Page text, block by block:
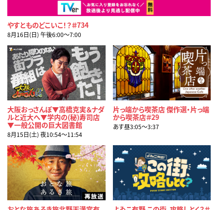
やすとものどこいこ！？＃734
8月16日(日) 午後6:00〜7:00
大阪おっさんぽ▼高橋克実＆ナダ
ルと近大へ▼学内の(秘)寿司店
▼一般公開の巨大図書館
8月15日(土) 夜10:54〜11:54
片っ端から喫茶店 傑作選・片っ端
から喫茶店＃29
あす昼3:05〜3:37